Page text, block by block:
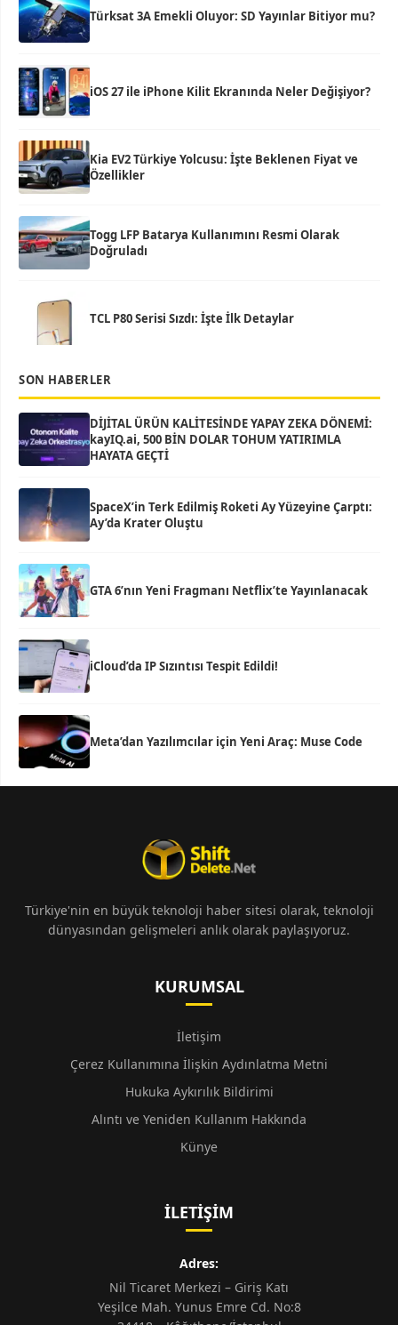
Türksat 3A Emekli Oluyor: SD Yayınlar Bitiyor mu?
iOS 27 ile iPhone Kilit Ekranında Neler Değişiyor?
Kia EV2 Türkiye Yolcusu: İşte Beklenen Fiyat ve
Özellikler
Togg LFP Batarya Kullanımını Resmi Olarak
Doğruladı
TCL P80 Serisi Sızdı: İşte İlk Detaylar
SON HABERLER
DİJİTAL ÜRÜN KALİTESİNDE YAPAY ZEKA DÖNEMİ:
kayIQ.ai, 500 BİN DOLAR TOHUM YATIRIMLA
HAYATA GEÇTİ
SpaceX’in Terk Edilmiş Roketi Ay Yüzeyine Çarptı:
Ay’da Krater Oluştu
GTA 6’nın Yeni Fragmanı Netflix’te Yayınlanacak
iCloud’da IP Sızıntısı Tespit Edildi!
Meta’dan Yazılımcılar için Yeni Araç: Muse Code
Türkiye'nin en büyük teknoloji haber sitesi olarak, teknoloji
dünyasından gelişmeleri anlık olarak paylaşıyoruz.
KURUMSAL
İletişim
Çerez Kullanımına İlişkin Aydınlatma Metni
Hukuka Aykırılık Bildirimi
Alıntı ve Yeniden Kullanım Hakkında
Künye
İLETIŞIM
Adres:
Nil Ticaret Merkezi – Giriş Katı
Yeşilce Mah. Yunus Emre Cd. No:8